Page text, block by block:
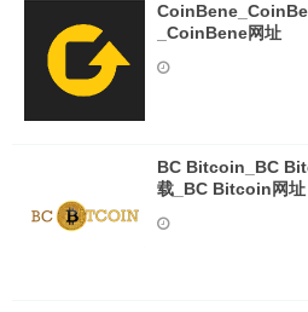
_CoinBene网址
BC Bitcoin_BC
载_BC Bitcoin网址